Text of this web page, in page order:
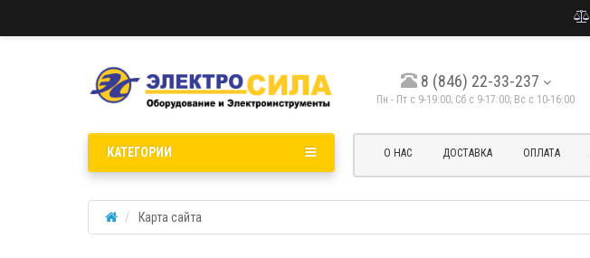
8 (846) 22-33-237
Пн - Пт с 9-19:00; Cб с 9-17:00; Вс с 10-16:00
О НАС ДОСТАВКА ОПЛАТА
КАТЕГОРИИ
Карта сайта